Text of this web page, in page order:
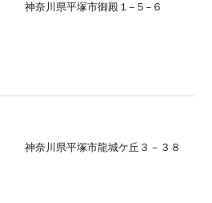
神奈川県平塚市御殿１−５−６
神奈川県平塚市龍城ケ丘３－３８